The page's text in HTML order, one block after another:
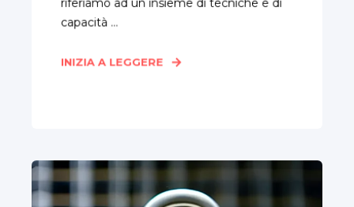
riferiamo ad un insieme di tecniche e di
capacità ...
INIZIA A LEGGERE